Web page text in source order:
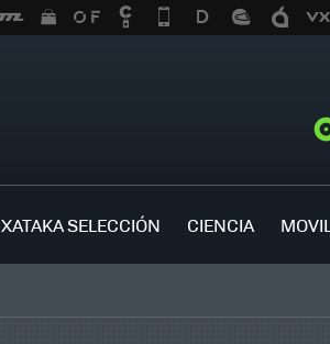
XATAKA SELECCIÓN CIENCIA